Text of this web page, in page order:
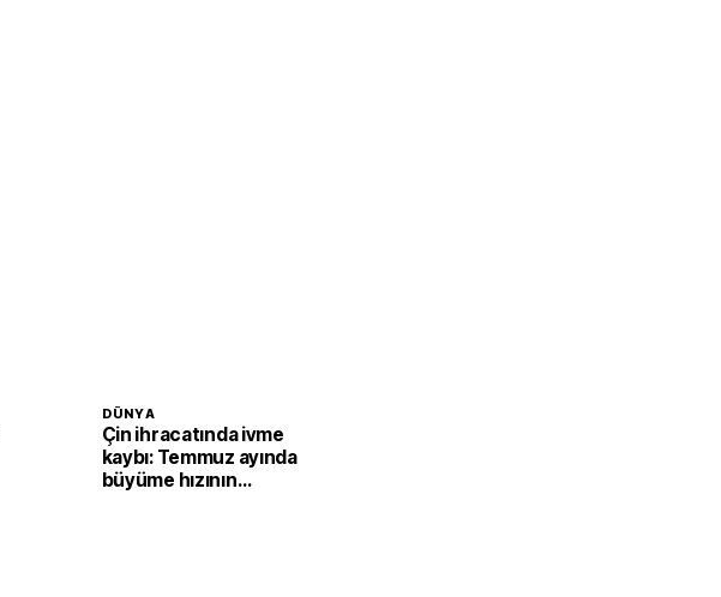
DÜNYA
Çin ihracatında ivme
kaybı: Temmuz ayında
büyüme hızının